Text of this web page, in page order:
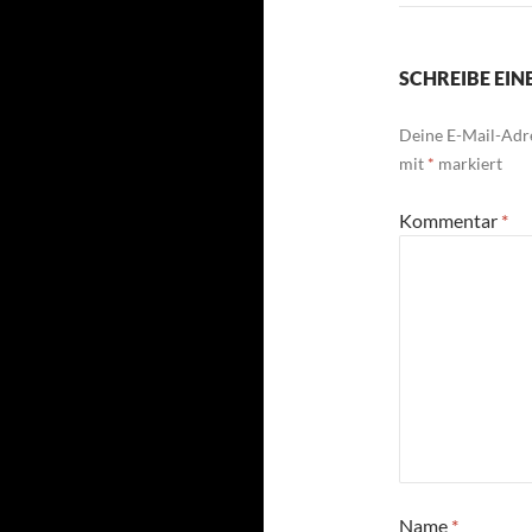
SCHREIBE
Deine E-Mail-
mit * markiert
Kommentar *
Name *